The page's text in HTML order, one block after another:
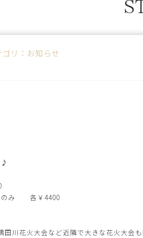
ゴリ：お知らせ
♪
のみ 各￥4400
田川花火大会など近隣で大きな花火大会